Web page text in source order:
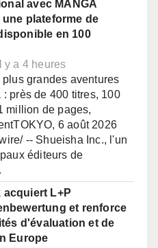
avec MANGA
une plateforme de
en 100
y a 4 heures
plus grandes aventures
: près de 400 titres, 100
million de pages,
6 août 2026
-- Shueisha Inc., l'un
éditeurs de
acquiert L+P
et renforce
d'évaluation et de
Europe